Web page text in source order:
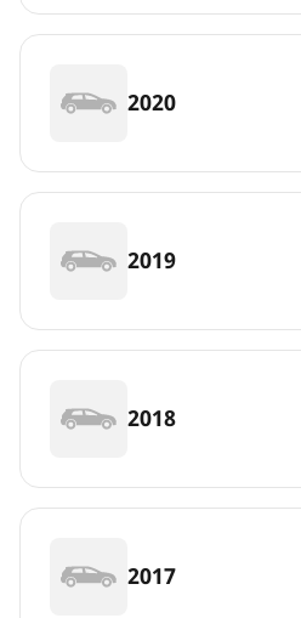
2020
2019
2018
2017